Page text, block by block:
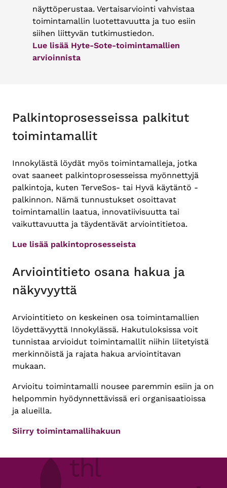
näyttöperustaa. Vertaisarviointi vahvistaa
toimintamallin luotettavuutta ja tuo esiin
siihen liittyvän tutkimustiedon.
Lue lisää Hyte-Sote-toimintamallien
arvioinnista
Palkintoprosesseissa palkitut
toimintamallit
Innokylästä löydät myös toimintamalleja, jotka
ovat saaneet palkintoprosesseissa myönnettyjä
palkintoja, kuten TerveSos- tai Hyvä käytäntö -
palkinnon. Nämä tunnustukset osoittavat
toimintamallin laatua, innovatiivisuutta tai
vaikuttavuutta ja täydentävät arviointitietoa.
Lue lisää palkintoprosesseista
Arviointitieto osana hakua ja
näkyvyyttä
Arviointitieto on keskeinen osa toimintamallien
löydettävyyttä Innokylässä. Hakutuloksissa voit
tunnistaa arvioidut toimintamallit niihin liitetyistä
merkinnöistä ja rajata hakua arviointitavan
mukaan.
Arvioitu toimintamalli nousee paremmin esiin ja on
helpommin hyödynnettävissä eri organisaatioissa
ja alueilla.
Siirry toimintamallihakuun